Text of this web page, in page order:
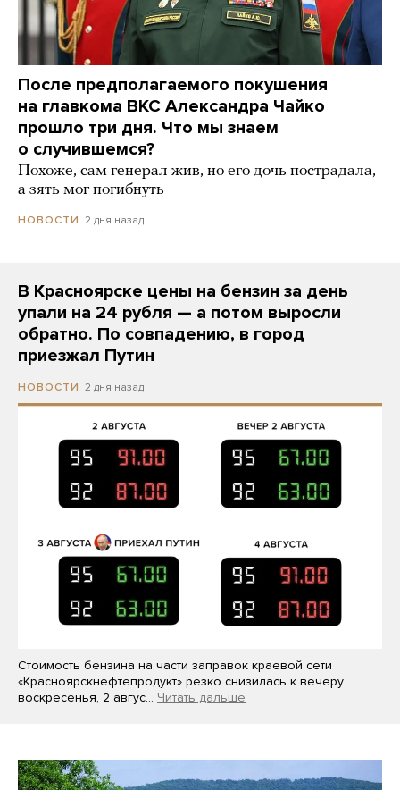
После предполагаемого покушения
на главкома ВКС Александра Чайко
прошло три дня. Что мы знаем
о случившемся?
Похоже, сам генерал жив, но его дочь пострадала,
а зять мог погибнуть
НОВОСТИ 2 дня назад
В Красноярске цены на бензин за день
упали на 24 рубля — а потом выросли
обратно. По совпадению, в город
приезжал Путин
НОВОСТИ 2 дня назад
Стоимость бензина на части заправок краевой сети
«Красноярскнефтепродукт» резко снизилась к вечеру
воскресенья, 2 авгус… Читать дальше